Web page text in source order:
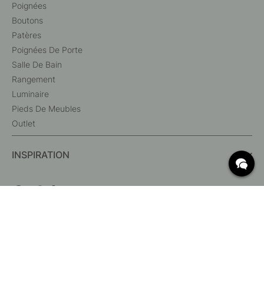
Poignées
Boutons
Patères
Poignées De Porte
Salle De Bain
Rangement
Luminaire
Pieds De Meubles
Outlet
INSPIRATION